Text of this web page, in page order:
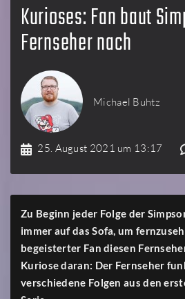
Kurioses: Fan baut
Fernseher nach
Michael Buhtz
25. August 2021 um 13:17
Zu Beginn jeder Folge der
immer auf das Sofa, um
begeisterter Fan diesen
Kuriose daran: Der Fernseher
verschiedene Folgen aus den